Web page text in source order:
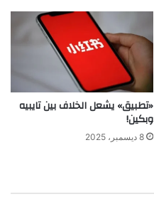
«تطبيق» يشعل الخلاف بين تايبيه
وبكين!
8 ديسمبر، 2025